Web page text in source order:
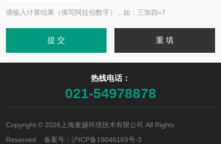
请输入计算结果（填写阿拉伯数字），如：三加四=7
热线电话：
021-54978878
Copyright © 2026上海麦越环境技术有限公司 All Rights
Reserved 备案号： 沪ICP备19046169号-3